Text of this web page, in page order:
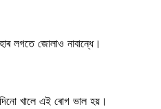
লগতে জোলাও নাবান্ধে।
খালে এই ৰোগ ভাল হয়।